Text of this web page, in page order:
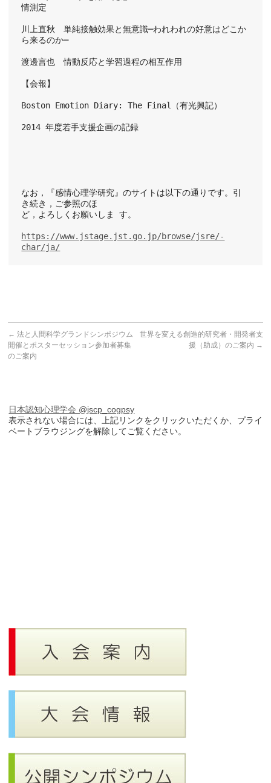
情測定
川上直秋　単純接触効果と無意識─われわれの好意はどこか
ら来るのか─
渡邊言也　情動反応と学習過程の相互作用
【会報】
Boston Emotion Diary: The Final（有光興記）
2014 年度若手支援企画の記録
なお，『感情心理学研究』のサイトは以下の通りです。引
き続き，ご参照のほ
ど，よろしくお願いしま す。
https://www.jstage.jst.go.jp/browse/jsre/-
char/ja/
← 法と人間科学グランドシンポジウム
開催とポスターセッション参加者募集
のご案内
世界を変える創造的研究者・開発者支
援（助成）のご案内 →
日本認知心理学会 @jscp_cogpsy
表示されない場合には、上記リンクをクリックいただくか、プライ
ベートブラウジングを解除してご覧ください。